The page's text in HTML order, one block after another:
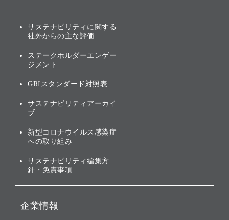
[AI] What dreams are made
その他
グループ企業一覧
業績・財務
アニュアルレポート
株主・投資家情報（IR）に
トップメッセージ
サステナビリティの考え方
ガバナンス
投資先のサステナビリティ
サステナビリティに関する
社外からの主な評価
ステークホルダーエンゲー
ジメント
GRIスタンダード対照表
サステナビリティアーカイ
ブ
新型コロナウイルス感染症
への取り組み
サステナビリティ編集方
針・免責事項
企業情報